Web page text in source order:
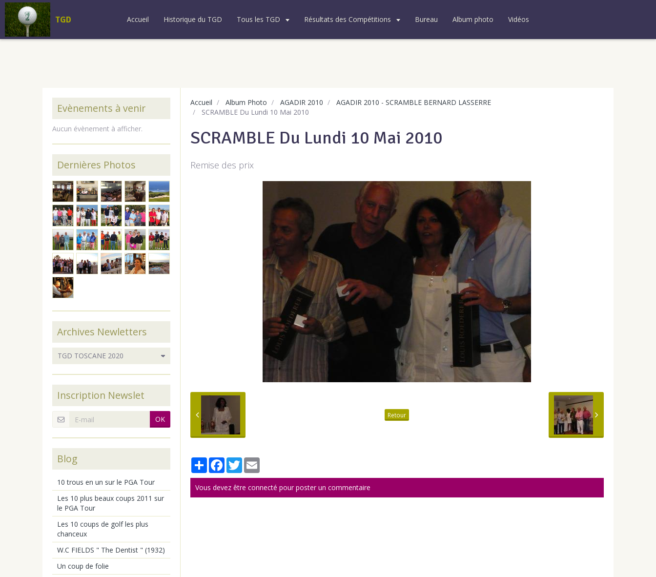
TGD Accueil Historique du TGD Tous les TGD Résultats des Compétitions Bureau Album photo Vidéos
Accueil Album Photo AGADIR 2010
AGADIR 2010 - SCRAMBLE BERNARD LASSERRE
SCRAMBLE Du Lundi 10 Mai 2010
SCRAMBLE Du Lundi 10 Mai 2010
Remise des prix
Retour
PartagerFacebook
TwitterEmail
Vous devez être connecté pour poster un commentaire
Evènements à venir
Aucun évènement à afficher.
Dernières Photos
Archives Newletters
Inscription Newslet
OK
Blog
10 trous en un sur le PGA Tour
Les 10 plus beaux coups 2011 sur
le PGA Tour
Les 10 coups de golf les plus
chanceux
W.C FIELDS " The Dentist " (1932)
Un coup de folie